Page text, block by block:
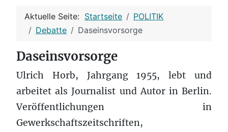
Aktuelle Seite: Startseite
POLITIK
Debatte
Daseinsvorsorge
Daseinsvorsorge
Ulrich Horb, Jahrgang 1955, lebt und
arbeitet als Journalist und Autor in Berlin.
Veröffentlichungen in
Gewerkschaftszeitschriften,